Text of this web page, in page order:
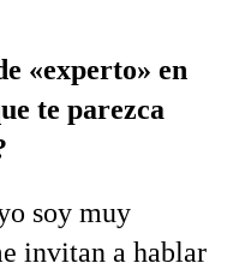
«experto» en
te parezca
soy muy
invitan a hablar